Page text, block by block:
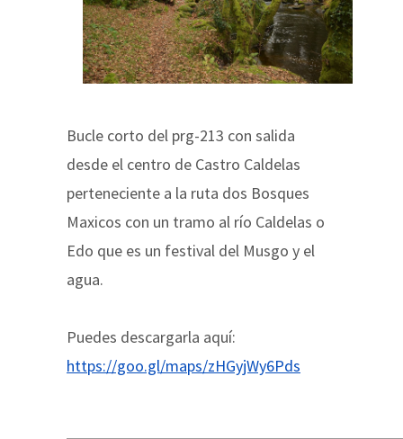
Bucle corto del prg-213 con salida
desde el centro de Castro Caldelas
perteneciente a la ruta dos Bosques
Maxicos con un tramo al río Caldelas o
Edo que es un festival del Musgo y el
agua.
Puedes descargarla aquí:
https://goo.gl/maps/zHGyjWy6Pds